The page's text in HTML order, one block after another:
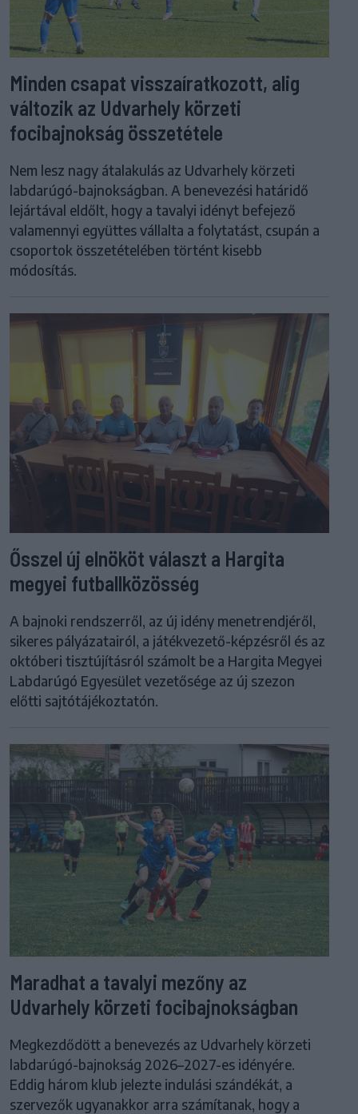
Minden csapat visszaíratkozott, alig
változik az Udvarhely körzeti
focibajnokság összetétele
Nem lesz nagy átalakulás az Udvarhely körzeti
labdarúgó-bajnokságban. A benevezési határidő
lejártával eldőlt, hogy a tavalyi idényt befejező
valamennyi együttes vállalta a folytatást, csupán a
csoportok összetételében történt kisebb
módosítás.
Ősszel új elnököt választ a Hargita
megyei futballközösség
A bajnoki rendszerről, az új idény menetrendjéről,
sikeres pályázatairól, a játékvezető-képzésről és az
októberi tisztújításról számolt be a Hargita Megyei
Labdarúgó Egyesület vezetősége az új szezon
előtti sajtótájékoztatón.
Maradhat a tavalyi mezőny az
Udvarhely körzeti focibajnokságban
Megkezdődött a benevezés az Udvarhely körzeti
labdarúgó-bajnokság 2026–2027-es idényére.
Eddig három klub jelezte indulási szándékát, a
szervezők ugyanakkor arra számítanak, hogy a